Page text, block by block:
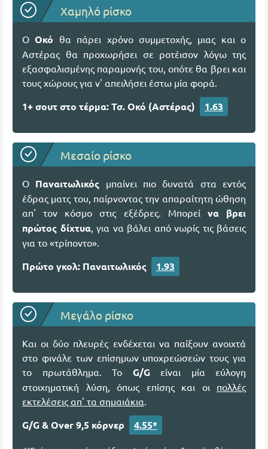
Χαμηλό ρίσκο
ΟΟκό θα πάρει χρόνο συμμετοχής, μιας και ο
Αστέρας θα προχωρήσει σε ροτέισον λόγω της
εξασφαλισμένης παραμονής του, οπότε θα βρει και
τους χώρους για ν' απειλήσει έστω μία φορά.
1+ σουτ στο τέρμα: Τσ. Οκό (Αστέρας) 1.63
Μεσαίο ρίσκο
Ο Παναιτωλικός μπαίνει πιο δυνατά στα εντός
έδρας ματς του, παίρνοντας την απαραίτητη ώθηση
απ' τον κόσμο στις εξέδρες. Μπορεί να βρει
πρώτος δίχτυα, για να βάλει από νωρίς τις βάσεις
για το «τρίποντο».
Πρώτο γκολ: Παναιτωλικός 1.93
Μεγάλο ρίσκο
Και οι δύο πλευρές ενδέχεται να παίξουν ανοιχτά
στο φινάλε των επίσημων υποχρεώσεών τους για
το πρωτάθλημα. Το G/Gείναι μία εύλογη
στοιχηματική λύση, όπως επίσης και οι πολλές
εκτελέσεις απ' τα σημαιάκια.
G/G & Over 9,5 κόρνερ 4.55*